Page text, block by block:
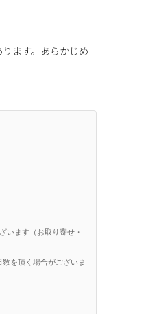
ます。あらかじめ
います（お取り寄せ・
を頂く場合がございま